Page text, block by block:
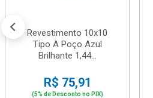
Revestimento 10x10
Tipo A Poço Azul
Brilhante 1,44...
R$ 75,91
(5% de Desconto no PIX)